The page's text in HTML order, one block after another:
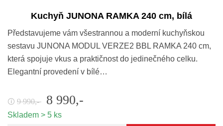
Kuchyň JUNONA RAMKA 240 cm, bílá
Představujeme vám všestrannou a moderní kuchyňskou
sestavu JUNONA MODUL VERZE2 BBL RAMKA 240 cm,
která spojuje vkus a praktičnost do jedinečného celku.
Elegantní provedení v bílé…
🛈 9 990,- 8 990,-
Skladem > 5 ks